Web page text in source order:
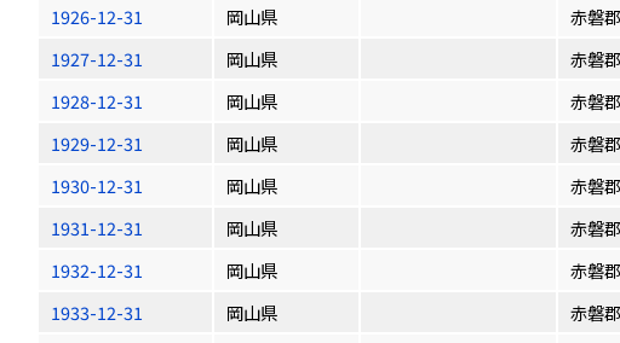
1926-12-31
岡山県 赤磐郡
1927-12-31
岡山県 赤磐郡
1928-12-31
岡山県 赤磐郡
1929-12-31
岡山県 赤磐郡
1930-12-31
岡山県 赤磐郡
1931-12-31
岡山県 赤磐郡
1932-12-31
岡山県 赤磐郡
1933-12-31
岡山県 赤磐郡